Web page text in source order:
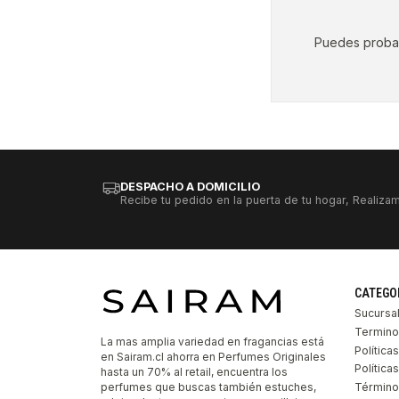
Puedes
DESPACHO A DOMICILIO
Recibe tu pedido en la puerta de tu hogar,
La mas amplia variedad en fragancias está
en Sairam.cl ahorra en Perfumes Originales
hasta un 70% al retail, encuentra los
perfumes que buscas también estuches,